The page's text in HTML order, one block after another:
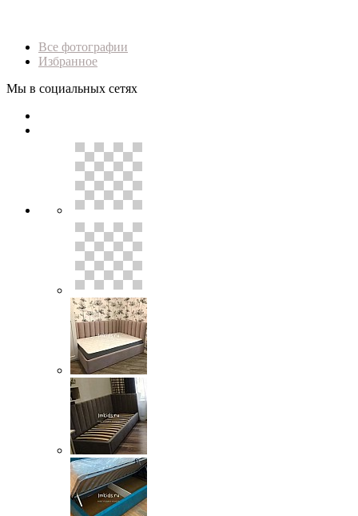
Все фотографии
Избранное
Мы в социальных сетях